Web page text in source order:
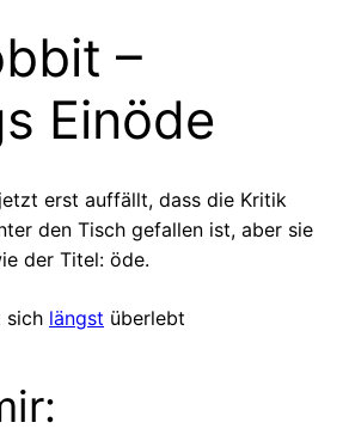
–
Einöde
erst auffällt, dass die Kritik
den Tisch gefallen ist, aber sie
der Titel: öde.
sich längst überlebt